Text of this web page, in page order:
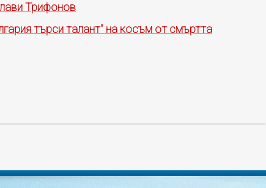
Трифонов
търси талант" на косъм от смъртта